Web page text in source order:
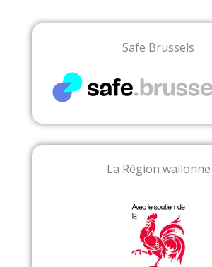
Safe Brussels
La Région wallonne